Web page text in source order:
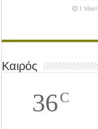
1
Καιρός
36C